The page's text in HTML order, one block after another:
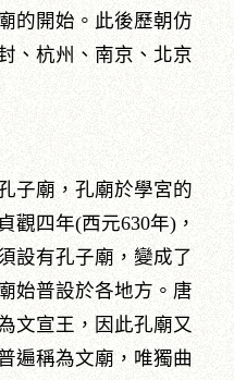
的開始。此後歷朝仿
、杭州、南京、北京
子廟，孔廟於學宮的
觀四年(西元630年)，
設有孔子廟，變成了
始普設於各地方。唐
文宣王，因此孔廟又
遍稱為文廟，唯獨曲